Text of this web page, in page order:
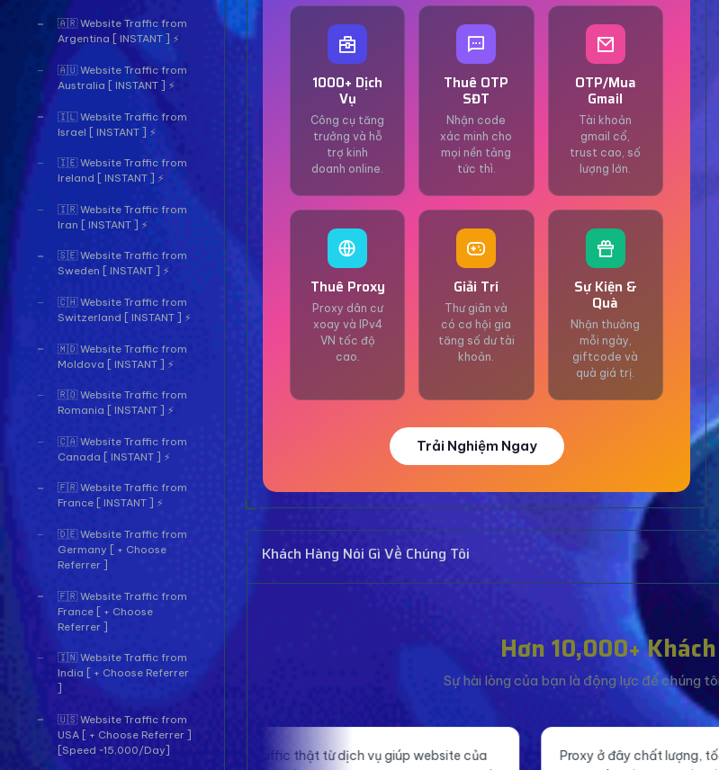
🇦🇷 Website Traffic from
Argentina [ INSTANT ] ⚡
🇦🇺 Website Traffic from
Australia [ INSTANT ] ⚡
🇮🇱 Website Traffic from
Israel [ INSTANT ] ⚡
🇮🇪 Website Traffic from
Ireland [ INSTANT ] ⚡
🇮🇷 Website Traffic from
Iran [ INSTANT ] ⚡
🇸🇪 Website Traffic from
Sweden [ INSTANT ] ⚡
🇨🇭 Website Traffic from
Switzerland [ INSTANT ] ⚡
🇲🇩 Website Traffic from
Moldova [ INSTANT ] ⚡
🇷🇴 Website Traffic from
Romania [ INSTANT ] ⚡
🇨🇦 Website Traffic from
Canada [ INSTANT ] ⚡
🇫🇷 Website Traffic from
France [ INSTANT ] ⚡
🇩🇪 Website Traffic from
Germany [ + Choose
Referrer ]
🇫🇷 Website Traffic from
France [ + Choose
Referrer ]
🇮🇳 Website Traffic from
India [ + Choose Referrer
🇺🇸 Website Traffic from
USA [ + Choose Referrer ]
[Speed ~15,000/Day]
1000+ Dịch
Vụ
Công cụ tăng
trưởng và hỗ
trợ kinh
doanh online.
Thuê OTP
SĐT
Nhận code
xác minh cho
mọi nền tảng
tức thì.
OTP/Mua
Gmail
Tài khoản
gmail cổ,
trust cao, số
lượng lớn.
Thuê Proxy
Proxy dân cư
xoay và IPv4
VN tốc độ
cao.
Giải Trí
Thư giãn và
có cơ hội gia
tăng số dư tài
khoản.
Sự Kiện &
Quà
Nhận thưởng
mỗi ngày,
giftcode và
quà giá trị.
Trải Nghiệm Ngay
Khách Hàng Nói Gì Về Chúng Tôi
Hơn 10,000+
Sự hài lòng của bạn là động lực để chúng
Traffic thật từ dịch vụ giúp website của
Proxy ở đây chất lượng, tốc độ nhanh, ổn